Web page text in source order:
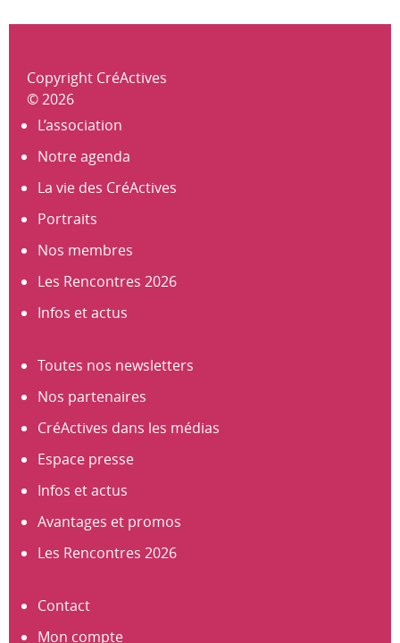
Copyright CréActives
© 2026
L’association
Notre agenda
La vie des CréActives
Portraits
Nos membres
Les Rencontres 2026
Infos et actus
Toutes nos newsletters
Nos partenaires
CréActives dans les médias
Espace presse
Infos et actus
Avantages et promos
Les Rencontres 2026
Contact
Mon compte